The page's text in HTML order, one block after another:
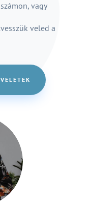
vagy
veled a